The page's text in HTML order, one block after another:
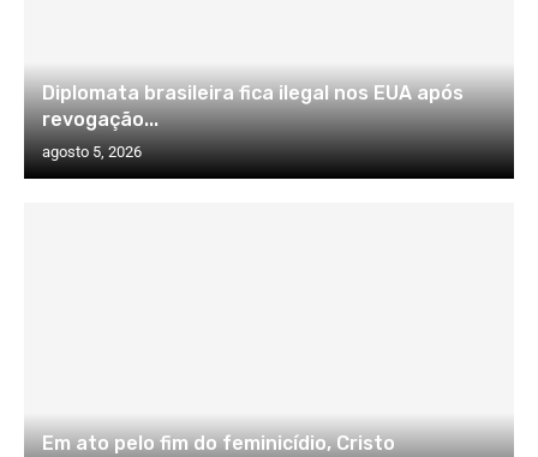
Diplomata brasileira fica ilegal nos EUA após
revogação...
agosto 5, 2026
Em ato pelo fim do feminicídio, Cristo